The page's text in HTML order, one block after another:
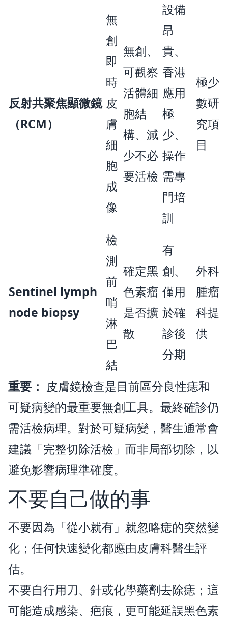
反射共聚焦顯微鏡
（RCM）
無
創
即
時
皮
膚
細
胞
成
像
無創、
可觀察
活體細
胞結
構、減
少不必
要活檢
設備
昂
貴、
香港
應用
極
少、
操作
需專
門培
訓
極少
數研
究項
目
Sentinel lymph
node biopsy
檢
測
前
哨
淋
巴
結
確定黑
色素瘤
是否擴
散
有
創、
僅用
於確
診後
分期
外科
腫瘤
科提
供
重要： 皮膚鏡檢查是目前區分良性痣和
可疑病變的最重要無創工具。最終確診仍
需活檢病理。對於可疑病變，醫生通常會
建議「完整切除活檢」而非局部切除，以
避免影響病理準確度。
不要自己做的事
不要因為「從小就有」就忽略痣的突然變
化；任何快速變化都應由皮膚科醫生評
估。
不要自行用刀、針或化學藥劑去除痣；這
可能造成感染、疤痕，更可能延誤黑色素